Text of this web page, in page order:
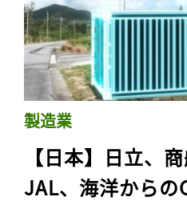
製造業
【日本】日立、商
JAL、海洋からの